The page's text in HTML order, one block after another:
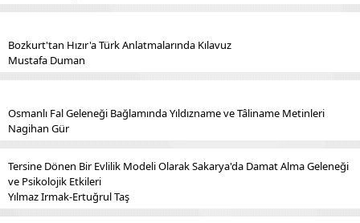
Bozkurt'tan Hızır'a Türk Anlatmalarında Kılavuz
Mustafa Duman
Osmanlı Fal Geleneği Bağlamında Yıldızname ve Tâliname Metinleri
Nagihan Gür
Tersine Dönen Bir Evlilik Modeli Olarak Sakarya'da Damat Alma Geleneği
ve Psikolojik Etkileri
Yılmaz Irmak-Ertuğrul Taş